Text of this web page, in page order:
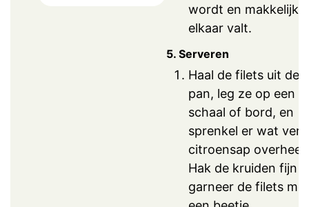
wordt en makkelijk
elkaar valt.
5. Serveren
Haal de filets uit de
pan, leg ze op een
schaal of bord, en
sprenkel er wat vers
citroensap
Hak de kruiden fijn
garneer de filets met